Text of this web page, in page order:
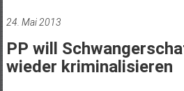
24. Mai 2013
PP will
wieder kriminalisieren